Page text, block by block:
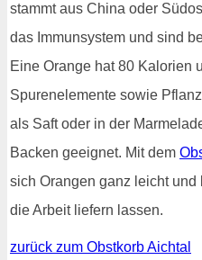
stammt aus China oder
das Immunsystem und sind
Eine Orange hat 80 Kalorien
Spurenelemente sowie
als Saft oder in der
Backen geeignet. Mit dem
sich Orangen ganz leicht
die Arbeit liefern lassen.
zurück zum Obstkorb Aichtal